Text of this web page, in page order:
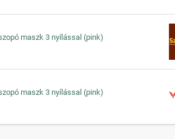
maszk 3 nyílással (pink)
maszk 3 nyílással (pink)